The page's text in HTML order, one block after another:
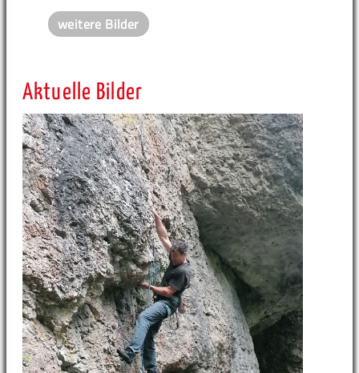
weitere Bilder
Aktuelle Bilder